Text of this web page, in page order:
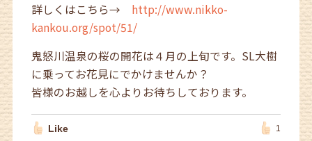
詳しくはこちら→ http://www.nikko-
kankou.org/spot/51/
鬼怒川温泉の桜の開花は４月の上旬です。SL大樹
に乗ってお花見にでかけませんか？
皆様のお越しを心よりお待ちしております。
Like 1